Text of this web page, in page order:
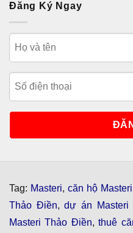
Đăng Ký Ngay
Tag: Masteri,căn hộ
Thảo Điền,dự án Masteri
Masteri Thảo Điền,thuê